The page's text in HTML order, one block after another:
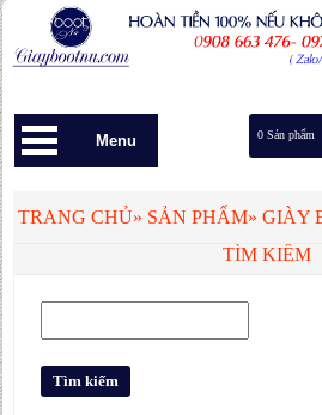
TÌM KIẾM
TRANG CHỦ» SẢN PHẨM»GIÀY
0 Sản phẩm
Menu